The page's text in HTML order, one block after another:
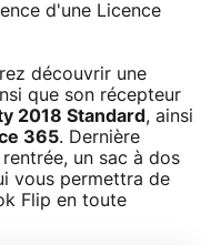
d'une Licence
découvrir une
que son récepteur
2018 Standard , ainsi
365. Dernière
un sac à dos
vous permettra de
Flip en toute